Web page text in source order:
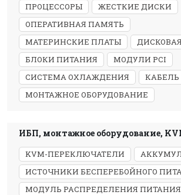
ПРОЦЕССОРЫ
ЖЕСТКИЕ ДИСКИ
ОПЕРАТИВНАЯ ПАМЯТЬ
МАТЕРИНСКИЕ ПЛАТЫ
БЛОКИ ПИТАНИЯ
МОДУЛИ PCI
СИСТЕМА ОХЛАЖДЕНИЯ
КАБЕЛЬ
МОНТАЖНОЕ ОБОРУДОВАНИЕ
ИБП, монтажное оборудование,
KVM-ПЕРЕКЛЮЧАТЕЛИ
ИСТОЧНИКИ БЕСПЕРЕБОЙНОГО
МОДУЛЬ РАСПРЕДЕЛЕНИЯ ПИТАНИЯ